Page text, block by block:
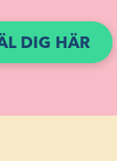
DIG HÄR
I